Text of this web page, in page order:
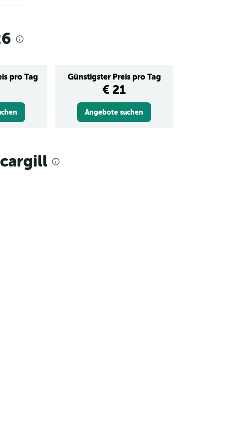
pro Tag Günstigster Preis pro Tag
€ 21
Angebote suchen